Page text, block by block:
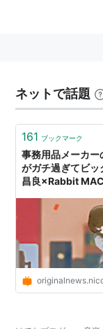
2005年、上
2008年、現
メ「マクロス
して劇中曲を
2009年、
トリート」を
アーを敢行す
2010年、1月
ディスコグラ
シングル
ネットで話題
161 ブックマーク
事務用品メーカ
がガチ過ぎてビッ
昌良×Rabbit